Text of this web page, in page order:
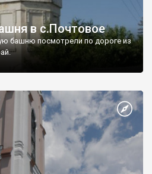
в с.Почтовое
башню посмотрели по дороге из